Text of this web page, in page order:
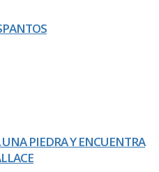
PIEDRA Y ENCUENTRA